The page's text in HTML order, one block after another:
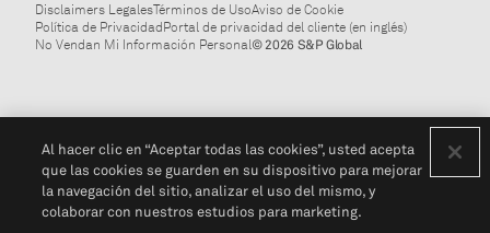
Disclaimers LegalesTérminos de UsoAviso de Cookie
Política de PrivacidadPortal de privacidad del cliente (en inglés)
No Vendan Mi Información Personal© 2026 S&P Global
Al hacer clic en “Aceptar todas las cookies”, usted acepta
que las cookies se guarden en su dispositivo para mejorar
la navegación del sitio, analizar el uso del mismo, y
colaborar con nuestros estudios para marketing.